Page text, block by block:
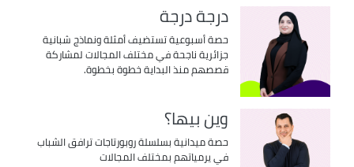
درجة درجة
حصة أسبوعية تستضيف أمثلة ونماذج شبانية
جزائرية ناجحة في مختلف المجالات لمشاركة
قصصهم منذ البداية خطوة بخطوة.
وين بيها؟
حصة ميدانية بسلسلة روبورتاجات ترافق الشباب
في يرمياتهم بمختلف المجالات